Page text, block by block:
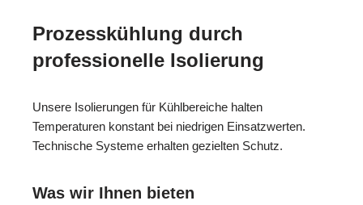
Prozesskühlung durch
professionelle Isolierung
Unsere Isolierungen für Kühlbereiche halten
Temperaturen konstant bei niedrigen Einsatzwerten.
Technische Systeme erhalten gezielten Schutz.
Was wir Ihnen bieten